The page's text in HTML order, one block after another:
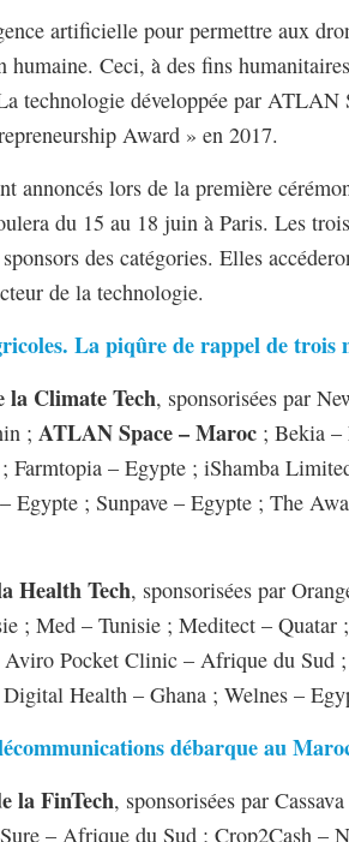
artificielle pour permettre aux
humaine. Ceci, à des fins
technologie développée par
Award » en 2017.
annoncés lors de la première
du 15 au 18 juin à Paris. Les
des catégories. Elles
de la technologie.
La piqûre de rappel de trois
la Climate Tech, sponsorisées par
; ATLAN Space – Maroc ; Bekia –
Farmtopia – Egypte ; iShamba
Egypte ; Sunpave – Egypte ; The
Health Tech, sponsorisées par
; Med – Tunisie ; Meditect –
Aviro Pocket Clinic – Afrique du
Health – Ghana ; Welnes –
débarque au
la FinTech, sponsorisées par
– Afrique du Sud ; Crop2Cash –